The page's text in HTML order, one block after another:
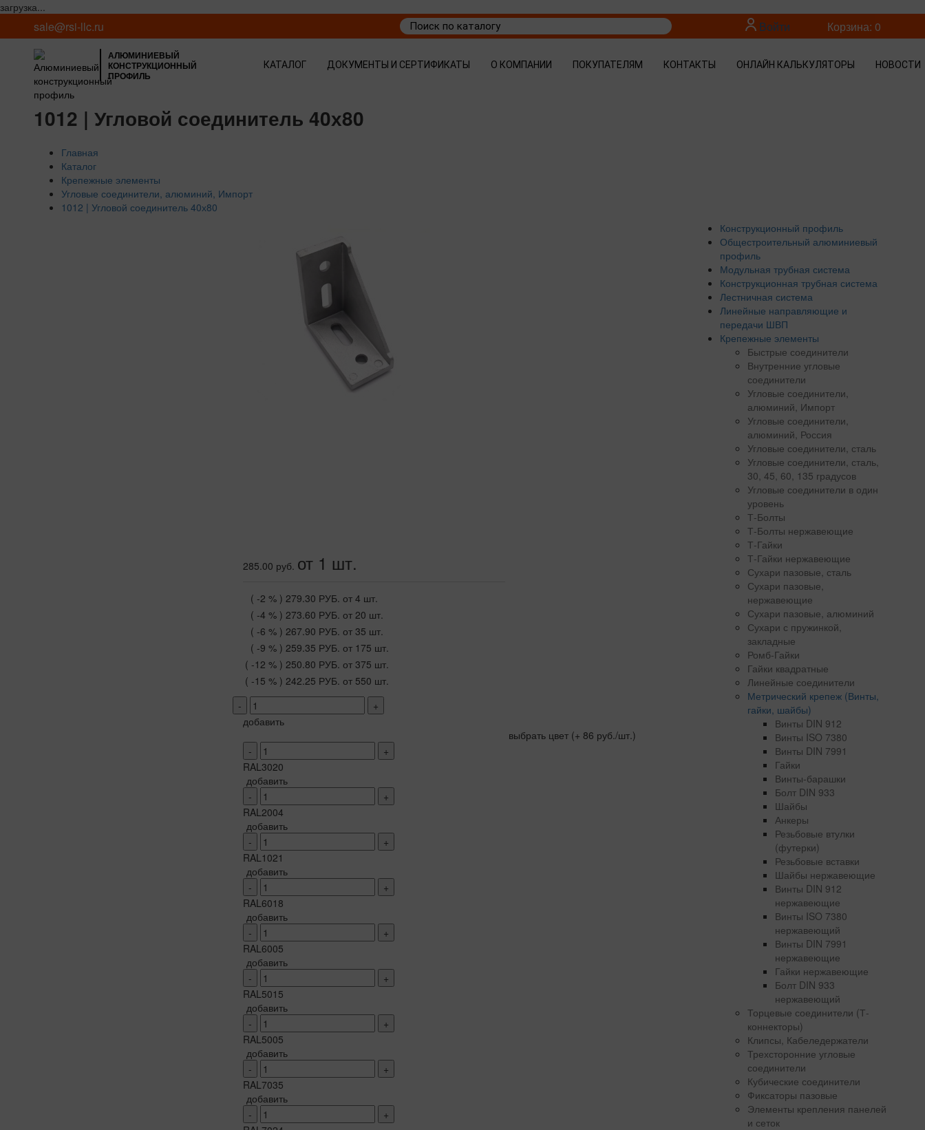
загрузка...
sale@rsi-llc.ru Войти Корзина: 0
АЛЮМИНИЕВЫЙ
КОНСТРУКЦИОННЫЙ
ПРОФИЛЬ
КАТАЛОГ ДОКУМЕНТЫ И СЕРТИФИКАТЫ О КОМПАНИИ ПОКУПАТЕЛЯМ КОНТАКТЫ ОНЛАЙН КАЛЬКУЛЯТОРЫ НОВОСТИ
1012 | Угловой соединитель 40х80
Главная
Каталог
Крепежные элементы
Угловые соединители, алюминий, Импорт
1012 | Угловой соединитель 40х80
285.00 руб. от 1 шт.
( -2 % ) 279.30 РУБ. от 4 шт.
( -4 % ) 273.60 РУБ. от 20 шт.
( -6 % ) 267.90 РУБ. от 35 шт.
( -9 % ) 259.35 РУБ. от 175 шт.
( -12 % ) 250.80 РУБ. от 375 шт.
( -15 % ) 242.25 РУБ. от 550 шт.
-
+
добавить
выбрать цвет (+ 86 руб./шт.)
-
+
RAL3020
добавить
-
+
RAL2004
добавить
-
+
RAL1021
добавить
-
+
RAL6018
добавить
-
+
RAL6005
добавить
-
+
RAL5015
добавить
-
+
RAL5005
добавить
-
+
RAL7035
добавить
-
+
Конструкционный профиль
Общестроительный алюминиевый
профиль
Модульная трубная система
Конструкционная трубная система
Лестничная система
Линейные направляющие и
передачи ШВП
Крепежные элементы
Быстрые соединители
Внутренние угловые
соединители
Угловые соединители,
алюминий, Импорт
Угловые соединители,
алюминий, Россия
Угловые соединители, сталь
Угловые соединители, сталь,
30, 45, 60, 135 градусов
Угловые соединители в один
уровень
Т-Болты
Т-Болты нержавеющие
Т-Гайки
Т-Гайки нержавеющие
Сухари пазовые, сталь
Сухари пазовые,
нержавеющие
Сухари пазовые, алюминий
Сухари с пружинкой,
закладные
Ромб-Гайки
Гайки квадратные
Линейные соединители
Метрический крепеж (Винты,
гайки, шайбы)
Винты DIN 912
Винты ISO 7380
Винты DIN 7991
Гайки
Винты-барашки
Болт DIN 933
Шайбы
Анкеры
Резьбовые втулки
(футерки)
Резьбовые вставки
Шайбы нержавеющие
Винты DIN 912
нержавеющие
Винты ISO 7380
нержавеющий
Винты DIN 7991
нержавеющие
Гайки нержавеющие
Болт DIN 933
нержавеющий
Торцевые соединители (Т-
коннекторы)
Клипсы, Кабеледержатели
Трехсторонние угловые
соединители
Кубические соединители
Фиксаторы пазовые
Элементы крепления панелей
и сеток